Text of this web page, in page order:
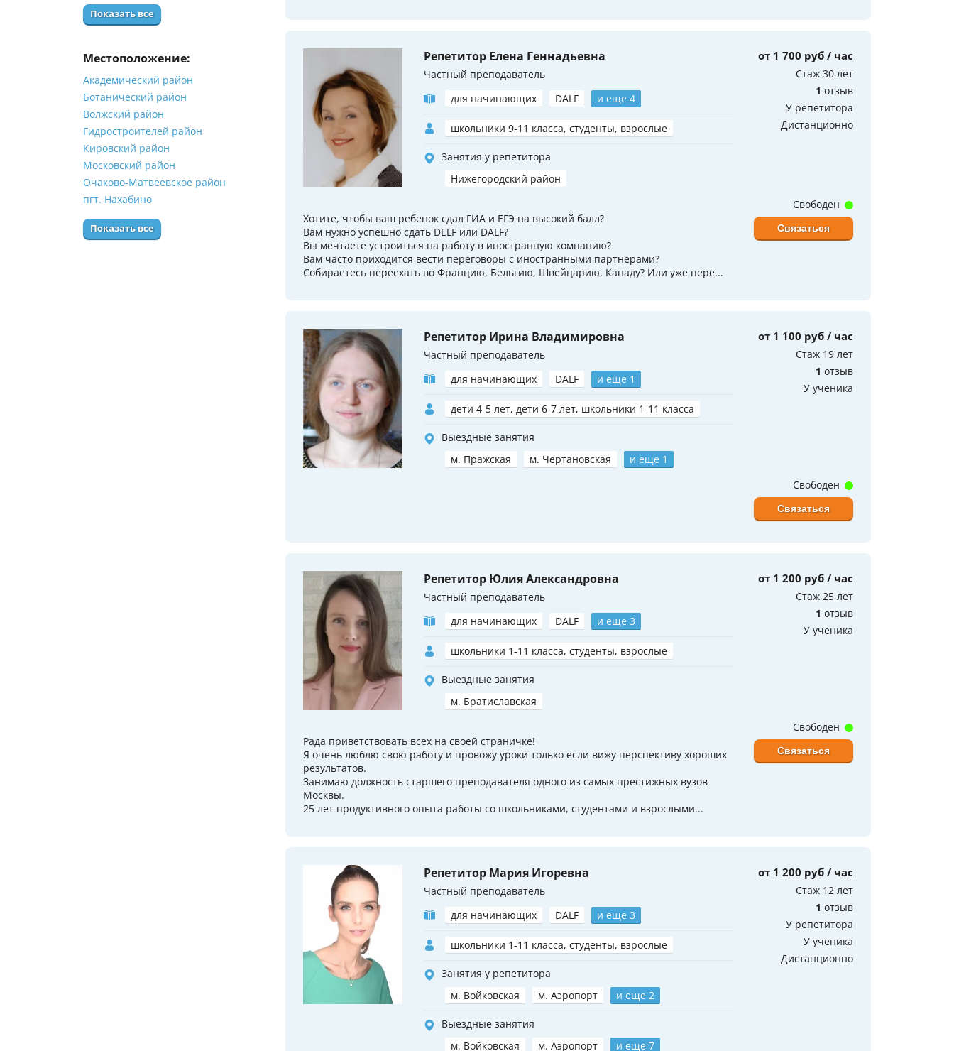
Показать все
Местоположение:
Академический район
Ботанический район
Волжский район
Гидростроителей район
Кировский район
Московский район
Очаково-Матвеевское район
пгт. Нахабино
Показать все
Репетитор Елена Геннадьевна
Частный преподаватель
для начинающих
DALF и еще 4
школьники 9-11 класса, студенты, взрослые
Занятия у репетитора
Нижегородский район
от 1 700 руб / час
Стаж 30 лет
1 отзыв
У репетитора
Дистанционно
Хотите, чтобы ваш ребенок сдал ГИА и ЕГЭ на высокий балл?
Вам нужно успешно сдать DELF или DALF?
Вы мечтаете устроиться на работу в иностранную компанию?
Вам часто приходится вести переговоры с иностранными партнерами?
Собираетесь переехать во Францию, Бельгию, Швейцарию, Канаду? Или уже пере...
Свободен
Связаться
Репетитор Ирина Владимировна
Частный преподаватель
для начинающих
DALF и еще 1
дети 4-5 лет, дети 6-7 лет, школьники 1-11 класса
Выездные занятия
м. Пражская
м. Чертановская и еще 1
от 1 100 руб / час
Стаж 19 лет
1 отзыв
У ученика
Свободен
Связаться
Репетитор Юлия Александровна
Частный преподаватель
для начинающих
DALF и еще 3
школьники 1-11 класса, студенты, взрослые
Выездные занятия
м. Братиславская
от 1 200 руб / час
Стаж 25 лет
1 отзыв
У ученика
Рада приветствовать всех на своей страничке!
Я очень люблю свою работу и провожу уроки только если вижу перспективу хороших
результатов.
Занимаю должность старшего преподавателя одного из самых престижных вузов
Москвы.
25 лет продуктивного опыта работы со школьниками, студентами и взрослыми...
Свободен
Связаться
Репетитор Мария Игоревна
Частный преподаватель
для начинающих
DALF и еще 3
школьники 1-11 класса, студенты, взрослые
Занятия у репетитора
м. Войковская
м. Аэропорт и еще 2
Выездные занятия
м. Войковская
м. Аэропорт и еще 7
от 1 200 руб / час
Стаж 12 лет
1 отзыв
У репетитора
У ученика
Дистанционно